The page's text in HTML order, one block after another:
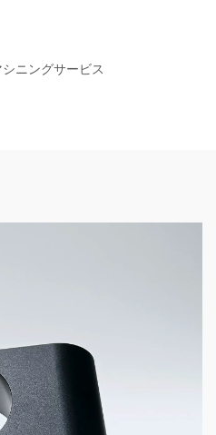
ニングサービス